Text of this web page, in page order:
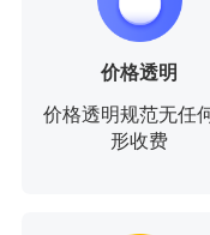
价格透明
价格透明规范无任
形收费